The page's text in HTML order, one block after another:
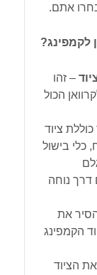
אתם.
לקמפינג?
– זהו
הכול
ציוד
כלי בישול
דרך נוחה
את
הקמפינג
הציוד